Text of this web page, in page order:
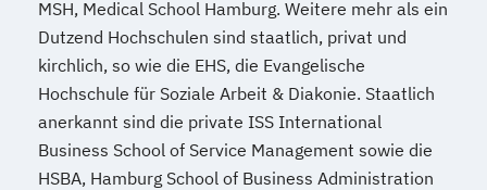
Gastronomiemanagement
Geomantie
Geprüfte/r 3D-Designer/in
Geprüfte/r Bilanzbuchhalter/in (IHK)
Geprüfte/r
Fremdsprachenkorrespondent/in (IHK) -
MSH, Medical School Hamburg. Weitere mehr als ein
Dutzend Hochschulen sind staatlich, privat und
kirchlich, so wie die EHS, die Evangelische
Hochschule für Soziale Arbeit & Diakonie. Staatlich
anerkannt sind die private ISS International
Business School of Service Management sowie die
HSBA, Hamburg School of Business Administration